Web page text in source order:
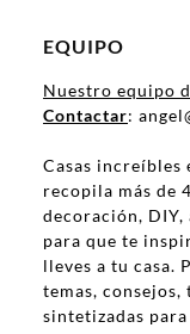
EQUIPO
Nuestro equipo
Contactar:
Casas increíbles
recopila más de
decoración,
para que te
lleves a tu casa.
temas, consejos,
sintetizadas